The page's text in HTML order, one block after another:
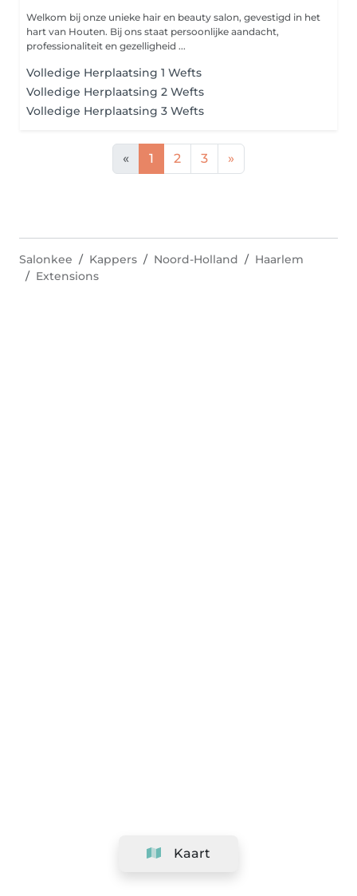
Welkom bij onze unieke hair en beauty salon, gevestigd in het
hart van Houten. Bij ons staat persoonlijke aandacht,
professionaliteit en gezelligheid ...
Volledige Herplaatsing 1 Wefts
Volledige Herplaatsing 2 Wefts
Volledige Herplaatsing 3 Wefts
« 1 2 3 »
Kaart
Salonkee Kappers Noord-Holland
Haarlem
Extensions